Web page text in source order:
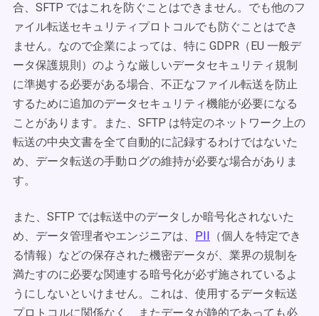
合、SFTP ではこれを防ぐことはできません。でも他のフ
ァイル転送セキュリティプロトコルでも防ぐことはでき
ません。なので企業によっては、特に GDPR（EU 一般デ
ータ保護規則）のような厳しいデータセキュリティ規制
に準拠する必要がある場合、不正なファイル転送を防止
するために追加のデータセキュリティ機能が必要になる
ことがあります。また、SFTP は特定のネットワーク上の
転送の中央文書を全て自動的に記録するわけではないた
め、データ転送の手動ログの維持が必要な場合がありま
す。
また、SFTP では転送中のデータしか暗号化されないた
め、データ管理者やエンジニアは、 PII （個人を特定でき
る情報）などの保存された機密データが、業界の規制を
満たすのに必要な関連する暗号化が必ず施されているよ
うにしないといけません。これは、使用するデータ転送
プロトコルに関係なく、またデータが静的であっても必